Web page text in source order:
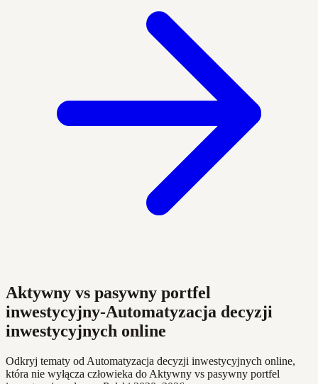
Aktywny vs pasywny portfel
inwestycyjny-Automatyzacja decyzji
inwestycyjnych online
Odkryj tematy od Automatyzacja decyzji inwestycyjnych online,
która nie wyłącza człowieka do Aktywny vs pasywny portfel